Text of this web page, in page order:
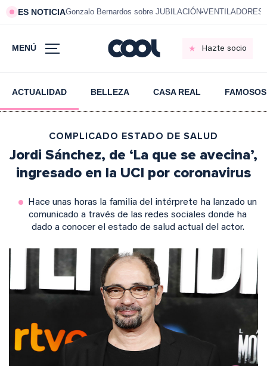
ES NOTICIAGonzalo Bernardos sobre JUBILACIÓN VENTILADORES
MENÚ Hazte socio
ACTUALIDAD BELLEZA CASA REAL FAMOSOS
COMPLICADO ESTADO DE SALUD
Jordi Sánchez, de ‘La que se avecina’,
ingresado en la UCI por coronavirus
Hace unas horas la familia del intérprete ha lanzado un
comunicado a través de las redes sociales donde ha
dado a conocer el estado de salud actual del actor.